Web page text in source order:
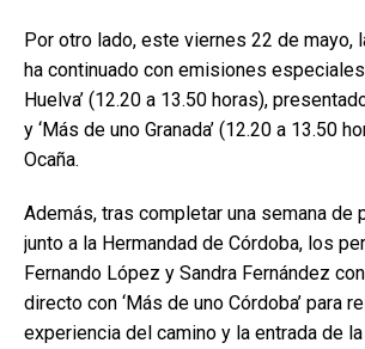
Por otro lado, este viernes 22 de mayo,
ha continuado con emisiones
Huelva’ (12.20 a 13.50 horas),
y ‘Más de uno Granada’ (12.20 a 13.50
Ocaña.
Además, tras completar una semana de
junto a la Hermandad de Córdoba, los
Fernando López y Sandra Fernández
directo con ‘Más de uno Córdoba’ para
experiencia del camino y la entrada de